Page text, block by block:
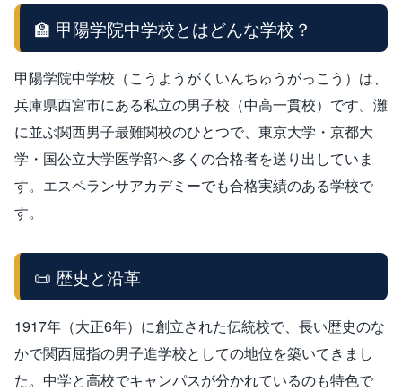
🏫 甲陽学院中学校とはどんな学校？
甲陽学院中学校（こうようがくいんちゅうがっこう）は、
兵庫県西宮市にある私立の男子校（中高一貫校）です。灘
に並ぶ関西男子最難関校のひとつで、東京大学・京都大
学・国公立大学医学部へ多くの合格者を送り出していま
す。エスペランサアカデミーでも合格実績のある学校で
す。
📜 歴史と沿革
1917年（大正6年）に創立された伝統校で、長い歴史のな
かで関西屈指の男子進学校としての地位を築いてきまし
た。中学と高校でキャンパスが分かれているのも特色で